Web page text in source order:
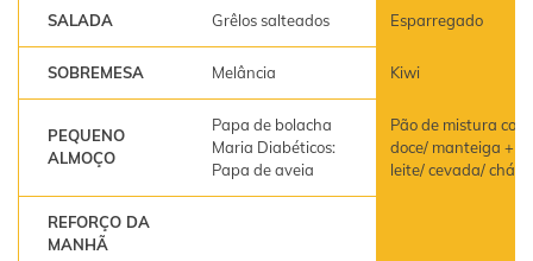
SALADA Grêlos salteados Esparregado
SOBREMESA Melância Kiwi
PEQUENO
ALMOÇO
Papa de bolacha
Maria Diabéticos:
Papa de aveia
Pão de mistura com
doce/ manteiga +
leite/ cevada/ chá
REFORÇO DA
MANHÃ